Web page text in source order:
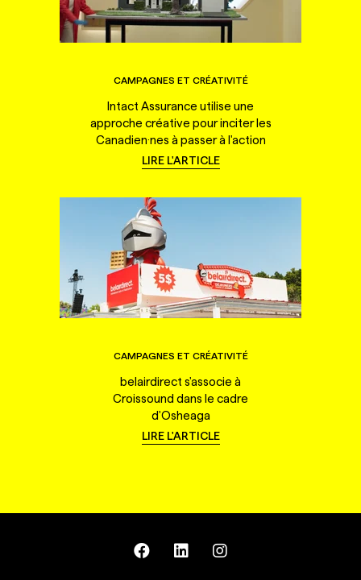
CAMPAGNES ET CRÉATIVITÉ
Intact Assurance utilise une
approche créative pour inciter les
Canadien·nes à passer à l'action
LIRE L'ARTICLE
CAMPAGNES ET CRÉATIVITÉ
belairdirect s'associe à
Croissound dans le cadre
d'Osheaga
LIRE L'ARTICLE